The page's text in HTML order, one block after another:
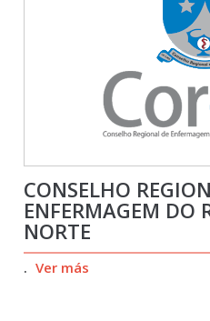
CONSELHO
ENFERMAGEM DO
NORTE
. Ver más